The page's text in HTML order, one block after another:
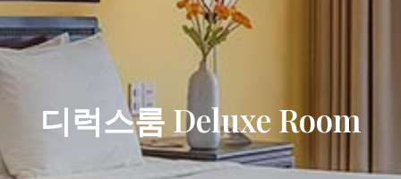
디럭스룸 Deluxe Room